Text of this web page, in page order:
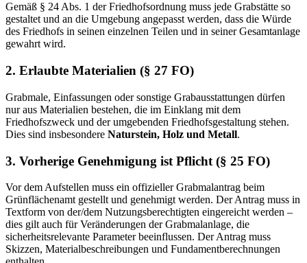
Gemäß § 24 Abs. 1 der Friedhofsordnung muss jede Grabstätte so
gestaltet und an die Umgebung angepasst werden, dass die Würde
des Friedhofs in seinen einzelnen Teilen und in seiner Gesamtanlage
gewahrt wird.
2. Erlaubte Materialien (§ 27 FO)
Grabmale, Einfassungen oder sonstige Grabausstattungen dürfen
nur aus Materialien bestehen, die im Einklang mit dem
Friedhofszweck und der umgebenden Friedhofsgestaltung stehen.
Dies sind insbesondere Naturstein, Holz und Metall.
3. Vorherige Genehmigung ist Pflicht (§ 25 FO)
Vor dem Aufstellen muss ein offizieller Grabmalantrag beim
Grünflächenamt gestellt und genehmigt werden. Der Antrag muss in
Textform von der/dem Nutzungsberechtigten eingereicht werden –
dies gilt auch für Veränderungen der Grabmalanlage, die
sicherheitsrelevante Parameter beeinflussen. Der Antrag muss
Skizzen, Materialbeschreibungen und Fundamentberechnungen